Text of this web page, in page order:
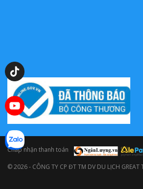
Chấp nhận thanh toán
© 2026 - CÔNG TY CP ĐT TM DV DU LỊCH GREAT
0909398655